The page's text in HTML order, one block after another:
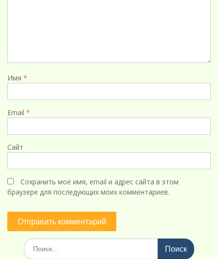
Имя *
Email *
Сайт
Сохранить моё имя, email и адрес сайта в этом
браузере для последующих моих комментариев.
Поиск
по: